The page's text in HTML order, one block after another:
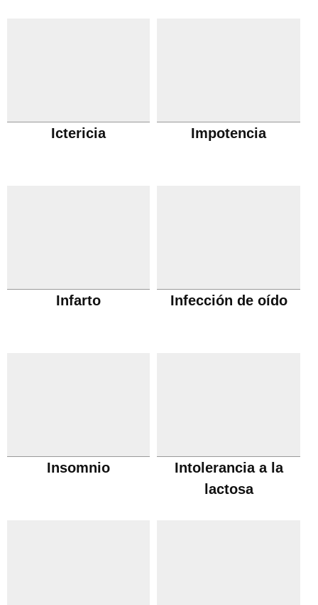
Ictericia Impotencia
Infarto Infección de oído
Insomnio
Intolerancia a la
lactosa